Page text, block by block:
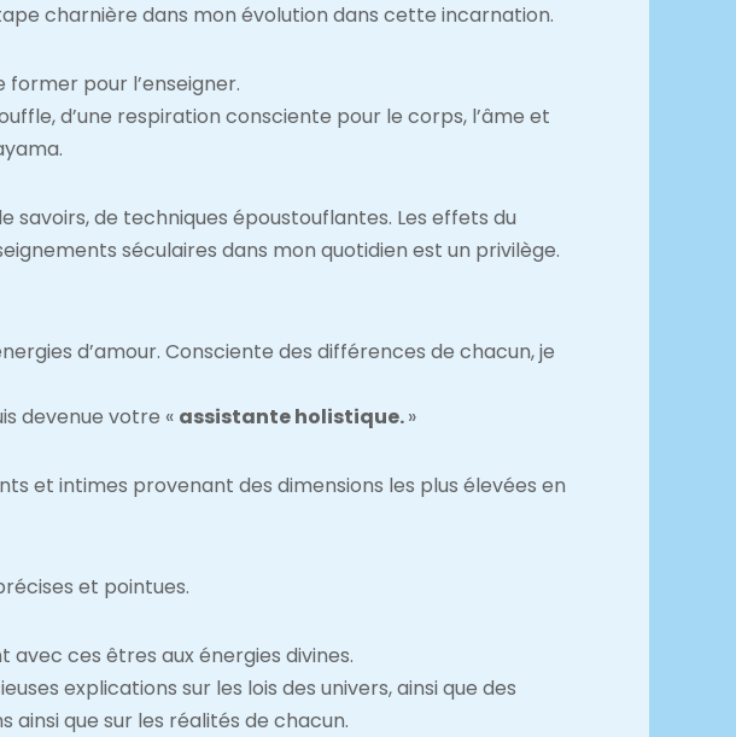
charnière dans mon évolution dans cette incarnation.
former pour l’enseigner.
d’une respiration consciente pour le corps, l’âme et
savoirs, de techniques époustouflantes. Les effets du
séculaires dans mon quotidien est un privilège.
d’amour. Consciente des différences de chacun, je
devenue votre « assistante holistique.»
et intimes provenant des dimensions les plus élevées en
et pointues.
avec ces êtres aux énergies divines.
explications sur les lois des univers, ainsi que des
que sur les réalités de chacun.